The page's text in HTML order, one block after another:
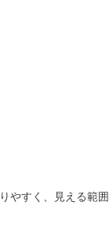
やすく、見える範囲